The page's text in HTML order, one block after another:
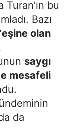
Turan’ın bu
Bazı
eşine olan
saygı
mesafeli
da